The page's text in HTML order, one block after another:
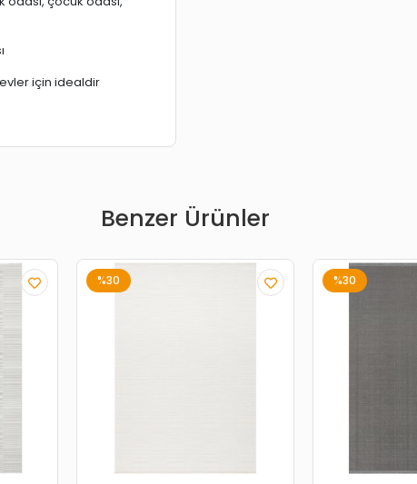
için idealdir
Benzer Ürünler
%30 %30